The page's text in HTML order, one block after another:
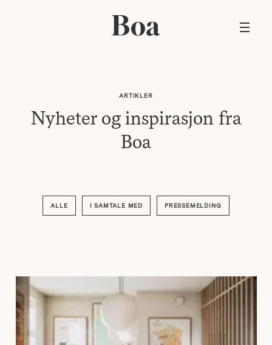
ARTIKLER
Nyheter og inspirasjon fra
Boa
ALLE I SAMTALE MED PRESSEMELDING